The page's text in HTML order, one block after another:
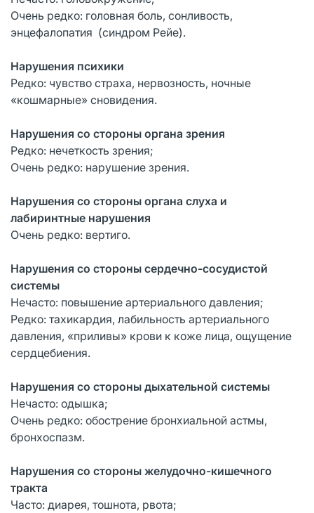
Очень редко: головная боль, сонливость,
энцефалопатия (синдром Рейе).
Нарушения психики
Редко: чувство страха, нервозность, ночные
«кошмарные» сновидения.
Нарушения со стороны органа зрения
Редко: нечеткость зрения;
Очень редко: нарушение зрения.
Нарушения со стороны органа слуха и
лабиринтные нарушения
Очень редко: вертиго.
Нарушения со стороны сердечно-сосудистой
системы
Нечасто: повышение артериального давления;
Редко: тахикардия, лабильность артериального
давления, «приливы» крови к коже лица, ощущение
сердцебиения.
Нарушения со стороны дыхательной системы
Нечасто: одышка;
Очень редко: обострение бронхиальной астмы,
бронхоспазм.
Нарушения со стороны желудочно-кишечного
тракта
Часто: диарея, тошнота, рвота;